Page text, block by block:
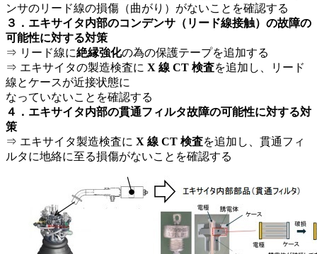
ンサのリード線の損傷（曲がり）がないことを確認する
３．エキサイタ内部のコンデンサ（リード線接触）の故障の
可能性に対する対策
⇒ リード線に絶縁強化の為の保護テープを追加する
⇒ エキサイタの製造検査に X 線 CT 検査を追加し、リード
線とケースが近接状態に
なっていないことを確認する
４．エキサイタ内部の貫通フィルタ故障の可能性に対する対
策
⇒ エキサイタ製造検査に X 線 CT 検査を追加し、貫通フィ
ルタに地絡に至る損傷がないことを確認する